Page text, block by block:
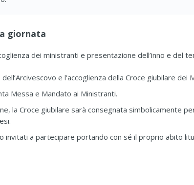
giornata
dei ministranti e presentazione dell’inno e del
e l’accoglienza della Croce giubilare dei
Messa e Mandato ai Ministranti.
la Croce giubilare sarà consegnata simbolicamente
invitati a partecipare portando con sé il proprio abito